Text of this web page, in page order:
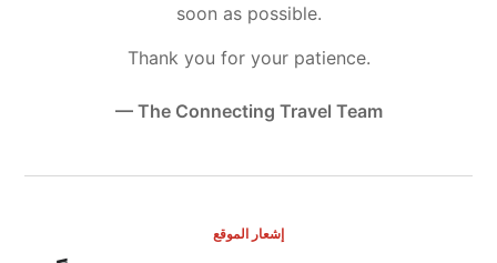
soon as possible.
Thank you for your patience.
— The Connecting Travel Team
إشعار الموقع